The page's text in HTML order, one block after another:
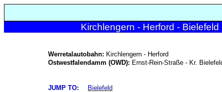
Kirchlengern - Herford -
Werretalautobahn: Kirchlengern - Herford
Ostwestfalendamm (OWD): Ernst-Rein-Straße - Kr.
JUMP TO:
Bielefeld